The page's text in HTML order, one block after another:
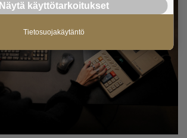
Näytä käyttötarkoitukset
Tietosuojakäytäntö